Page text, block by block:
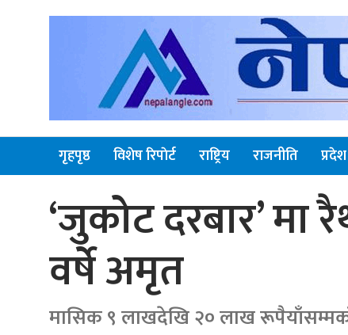
गृहपृष्ठ विशेष रिपाेर्ट राष्ट्रिय राजनीति प्रदेश
‘जुकोट दरबार’ मा
वर्षे अमृत
मासिक ९ लाखदेखि २० लाख